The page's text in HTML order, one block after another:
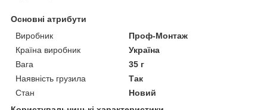
Основні атрибути
Виробник
Проф-Монтаж
Країна виробник
Україна
Вага
35 г
Наявність грузила
Так
Стан
Новий